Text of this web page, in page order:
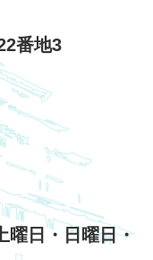
番地3
曜日・日曜日・